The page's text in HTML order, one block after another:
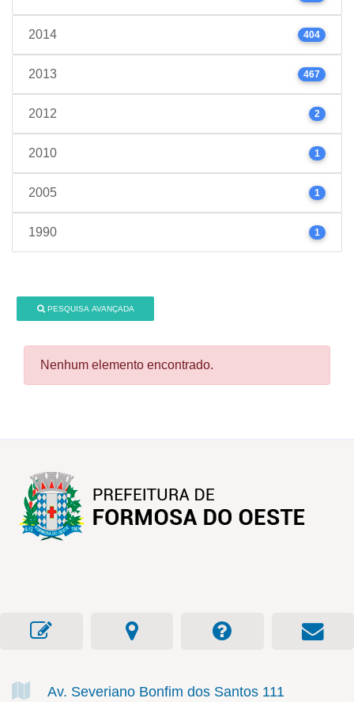
2014 404
2013 467
2012 2
2010 1
2005 1
1990 1
PESQUISA AVANÇADA
Nenhum elemento encontrado.
Av. Severiano Bonfim dos Santos 111